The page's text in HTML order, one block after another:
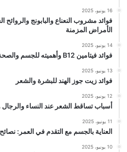
16 يونيو، 2025
فوائد مشروب النعناع والبابونج
الأمراض المزمنة
14 يونيو، 2025
فوائد فيتامين B12 وأهميته للجسم والصحة العامة
13 يونيو، 2025
فوائد زيت جوز الهند للبشرة والشعر
12 يونيو، 2025
أسباب تساقط الشعر عند النساء والرجال
11 يونيو، 2025
العناية بالجسم مع التقدم في العمر:
10 يونيو، 2025